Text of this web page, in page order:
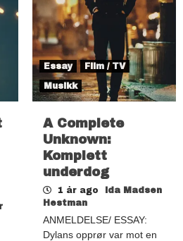
Essay
Film / TV
Musikk
A Complete
Unknown:
Komplett
underdog
1 år ago
Ida Madsen
Hestman
ANMELDELSE/ ESSAY:
Dylans opprør var mot en